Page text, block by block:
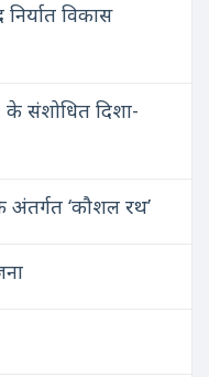
विकास
संशोधित दिशा-
‘कौशल रथ’